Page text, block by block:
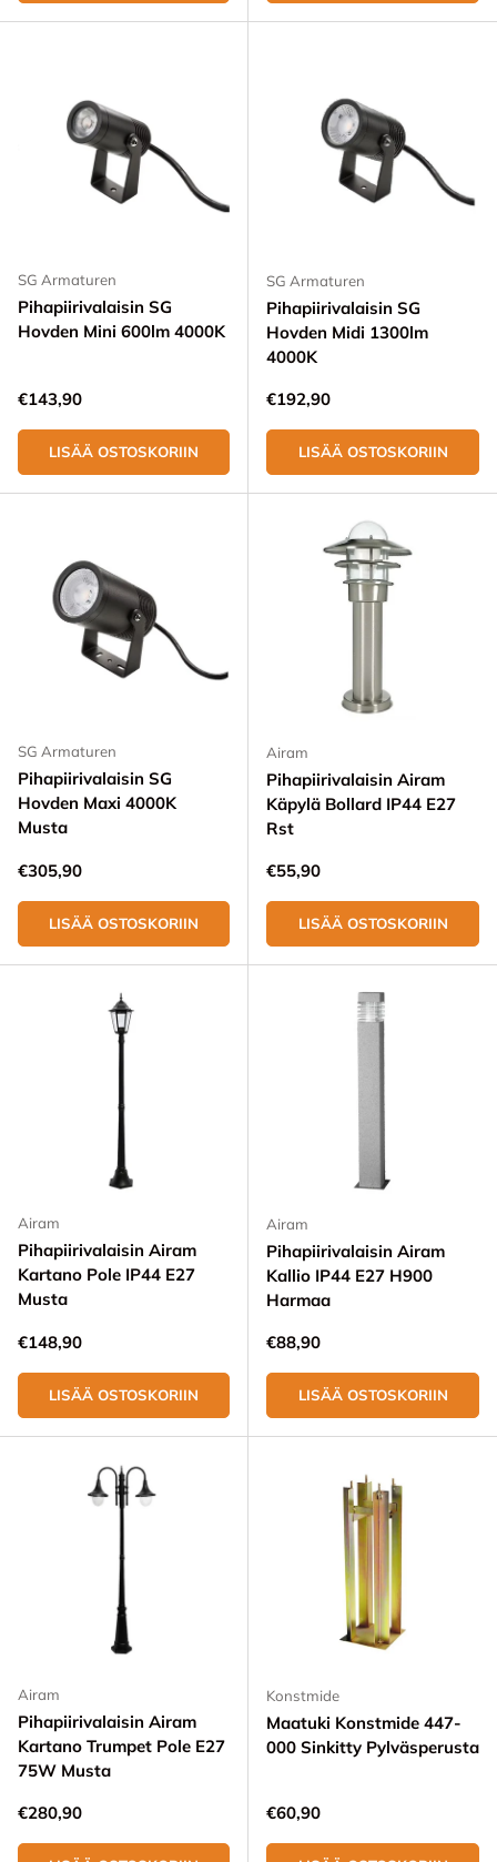
SG Armaturen
Pihapiirivalaisin SG
Hovden Mini 600lm 4000K
Normaali hinta
€143,90
LISÄÄ OSTOSKORIIN
SG Armaturen
Pihapiirivalaisin SG
Hovden Midi 1300lm
4000K
Normaali hinta
€192,90
LISÄÄ OSTOSKORIIN
SG Armaturen
Pihapiirivalaisin SG
Hovden Maxi 4000K
Musta
Normaali hinta
€305,90
LISÄÄ OSTOSKORIIN
Airam
Pihapiirivalaisin Airam
Käpylä Bollard IP44 E27
Rst
Normaali hinta
€55,90
LISÄÄ OSTOSKORIIN
Airam
Pihapiirivalaisin Airam
Kartano Pole IP44 E27
Musta
Normaali hinta
€148,90
LISÄÄ OSTOSKORIIN
Airam
Pihapiirivalaisin Airam
Kallio IP44 E27 H900
Harmaa
Normaali hinta
€88,90
LISÄÄ OSTOSKORIIN
Airam
Pihapiirivalaisin Airam
Kartano Trumpet Pole E27
75W Musta
Normaali hinta
€280,90
Konstmide
Maatuki Konstmide 447-
000 Sinkitty Pylväsperusta
Normaali hinta
€60,90